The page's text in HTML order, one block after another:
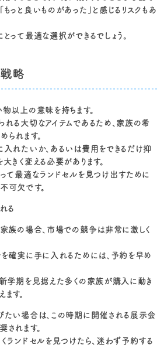
っと良いものがあった」と感じるリスクもあ
って最適な選択ができるでしょう。
略
以上の意味を持ちます。
る大切なアイテムであるため、家族の希
れます。
入れたいか、あるいは費用をできるだけ抑
きく変える必要があります。
て最適なランドセルを見つけ出すために
可欠です。
る
家族の場合、市場での競争は非常に激しく
を確実に手に入れるためには、予約を早め
学期を見据えた多くの家族が購入に動き
す。
たい場合は、この時期に開催される展示会
れます。
ランドセルを見つけたら、迷わず予約する